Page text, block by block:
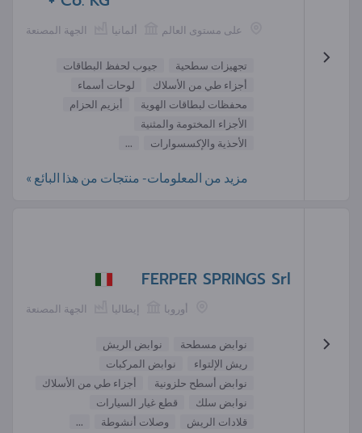
الجهة المصنعة ألمانيا على مستوى العالم
تجهيزات سطحية
جيوب لحفظ البطاقات
أجزاء طي من الأسلاك
لوحات أسماء
محفظات لبطاقات الهوية
أبزيم الحزام
الأجزاء المختومة والمثنية
الأحذية والإكسسوارات
...
مزيد من المعلومات- منتجات من هذا البائع »
FERPER SPRINGS Srl
الجهة المصنعة إيطاليا أوروبا
نوابض مسطحة
نوابض الريش
ريش الإلتواء
نوابض المركبات
نوابض أسطح حلزونية
أجزاء طي من الأسلاك
نوابض سلك
قطع غيار السيارات
قلادات الريش
وصلات أنشوطة ...